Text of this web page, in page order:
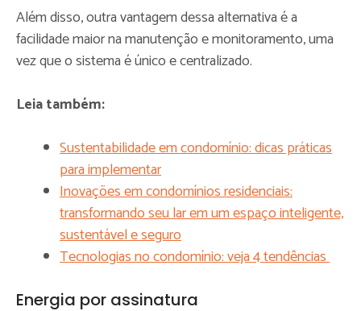
Além disso, outra vantagem dessa alternativa é a
facilidade maior na manutenção e monitoramento, uma
vez que o sistema é único e centralizado.
Leia também:
Sustentabilidade em condomínio: dicas práticas
para implementar
Inovações em condomínios residenciais:
transformando seu lar em um espaço inteligente,
sustentável e seguro
Tecnologias no condomínio: veja 4 tendências
Energia por assinatura